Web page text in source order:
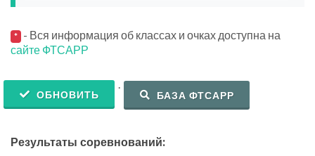
* - Вся информация об классах и очках доступна на
сайте ФТСАРР
ОБНОВИТЬ
.
БАЗА ФТСАРР
Результаты соревнований: